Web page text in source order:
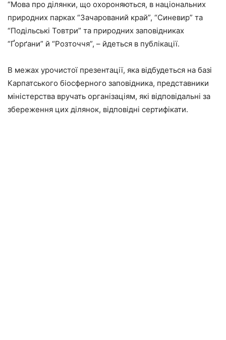
“Мова про ділянки, що охороняються, в національних
природних парках “Зачарований край”, “Синевир” та
“Подільські Товтри” та природних заповідниках
“Ґорґани” й “Розточчя”, – йдеться в публікації.
В межах урочистої презентації, яка відбудеться на базі
Карпатського біосферного заповідника, представники
міністерства вручать організаціям, які відповідальні за
збереження цих ділянок, відповідні сертифікати.